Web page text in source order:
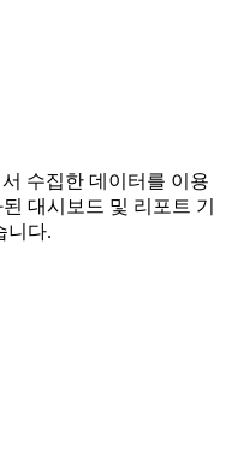
수집한 데이터를 이용
대시보드 및 리포트 기
니다.